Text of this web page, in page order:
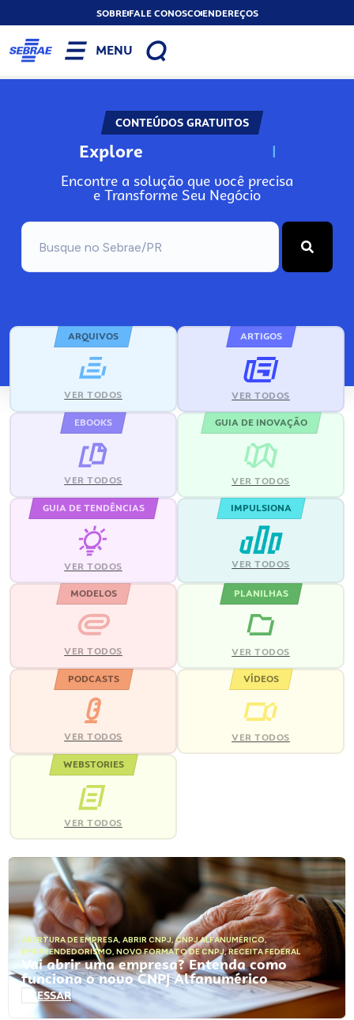
SOBREFALE CONOSCOENDEREÇOS
MENU
CONTEÚDOS GRATUITOS
Explore N
Encontre a solução que você precisa
e Transforme Seu Negócio
ARQUIVOS
VER TODOS
ARTIGOS
VER TODOS
EBOOKS
VER TODOS
GUIA DE INOVAÇÃO
VER TODOS
GUIA DE TENDÊNCIAS
VER TODOS
IMPULSIONA
VER TODOS
MODELOS
VER TODOS
PLANILHAS
VER TODOS
PODCASTS
VER TODOS
VÍDEOS
VER TODOS
WEBSTORIES
VER TODOS
ABERTURA DE EMPRESA, ABRIR CNPJ,CNPJ ALFANUMÉRICO,
EMPREENDEDORISMO, NOVO FORMATO DE CNPJ,RECEITA FEDERAL
Vai abrir uma empresa? Entenda como
funciona o novo CNPJ Alfanumérico
ACESSAR